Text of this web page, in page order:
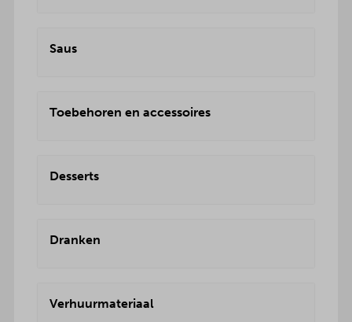
Saus
Toebehoren en accessoires
Desserts
Dranken
Verhuurmateriaal